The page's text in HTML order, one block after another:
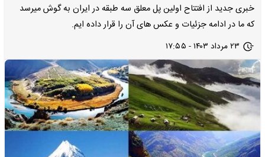
خبری جدید از افتتاح اولین پل معلق سه طبقه در ایران به گوش میرسد
که ما در ادامه جزئیات و عکس های آن را قرار داده ایم.
۲۳ مرداد ۱۴۰۳ - ۱۷:۵۵